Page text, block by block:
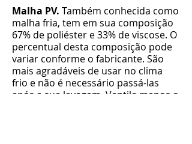
Malha PV. Também conhecida como
malha fria, tem em sua composição
67% de poliéster e 33% de viscose. O
percentual desta composição pode
variar conforme o fabricante. São
mais agradáveis de usar no clima
frio e não é necessário passá-las
após a sua lavagem. Ventila menos o